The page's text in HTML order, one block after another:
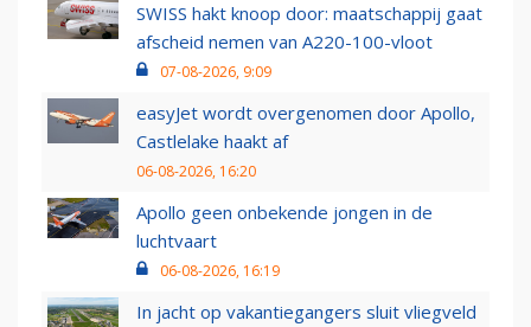
SWISS hakt knoop door: maatschappij gaat
afscheid nemen van A220-100-vloot
07-08-2026, 9:09
easyJet wordt overgenomen door Apollo,
Castlelake haakt af
06-08-2026, 16:20
Apollo geen onbekende jongen in de
luchtvaart
06-08-2026, 16:19
In jacht op vakantiegangers sluit vliegveld